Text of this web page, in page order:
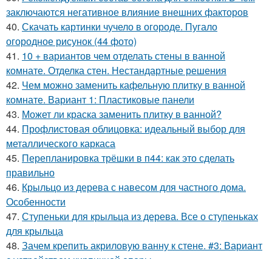
заключаются негативное влияние внешних факторов
40. Скачать картинки чучело в огороде. Пугало
огородное рисунок (44 фото)
41. 10 + вариантов чем отделать стены в ванной
комнате. Отделка стен. Нестандартные решения
42. Чем можно заменить кафельную плитку в ванной
комнате. Вариант 1: Пластиковые панели
43. Может ли краска заменить плитку в ванной?
44. Профлистовая облицовка: идеальный выбор для
металлического каркаса
45. Перепланировка трёшки в п44: как это сделать
правильно
46. Крыльцо из дерева с навесом для частного дома.
Особенности
47. Ступеньки для крыльца из дерева. Все о ступеньках
для крыльца
48. Зачем крепить акриловую ванну к стене. #3: Вариант